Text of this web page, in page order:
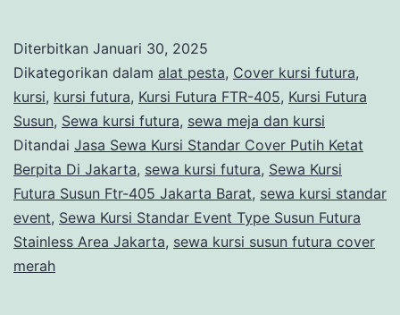
Standar
Cover
Putih
Ketat
Berpita
Di
Jakarta
Diterbitkan Januari 30, 2025
Dikategorikan dalam alat pesta, Cover kursi futura,
kursi, kursi futura, Kursi Futura FTR-405, Kursi Futura
Susun, Sewa kursi futura, sewa meja dan kursi
Ditandai Jasa Sewa Kursi Standar Cover Putih Ketat
Berpita Di Jakarta, sewa kursi futura, Sewa Kursi
Futura Susun Ftr-405 Jakarta Barat, sewa kursi standar
event, Sewa Kursi Standar Event Type Susun Futura
Stainless Area Jakarta, sewa kursi susun futura cover
merah